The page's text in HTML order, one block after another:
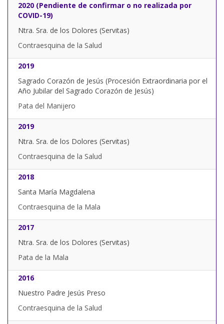
2020 (Pendiente de confirmar o no realizada por
COVID-19)
Ntra. Sra. de los Dolores (Servitas)
Contraesquina de la Salud
2019
Sagrado Corazón de Jesús (Procesión Extraordinaria por el
Año Jubilar del Sagrado Corazón de Jesús)
Pata del Manijero
2019
Ntra. Sra. de los Dolores (Servitas)
Contraesquina de la Salud
2018
Santa María Magdalena
Contraesquina de la Mala
2017
Ntra. Sra. de los Dolores (Servitas)
Pata de la Mala
2016
Nuestro Padre Jesús Preso
Contraesquina de la Salud